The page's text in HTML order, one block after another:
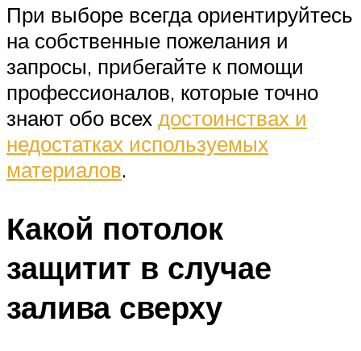
При выборе всегда ориентируйтесь
на собственные пожелания и
запросы, прибегайте к помощи
профессионалов, которые точно
знают обо всех достоинствах и
недостатках используемых
материалов.
Какой потолок
защитит в случае
залива сверху